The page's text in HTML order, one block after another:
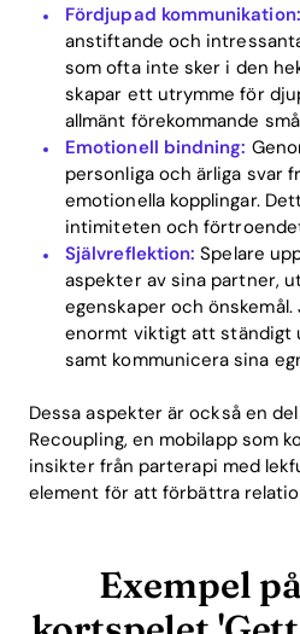
Fördjupad kommunikation:
anstiftande och
som ofta inte sker i den
skapar ett utrymme för
allmänt förekommande
Emotionell bindning:
personliga och ärliga svar
emotionella kopplingar.
intimiteten och
Självreflektion: Spelare
aspekter av sina partner,
egenskaper och
enormt viktigt att ständigt
samt kommunicera sina
Dessa aspekter är också en
Recoupling, en mobilapp som
insikter från parterapi med
element för att förbättra
Exempel